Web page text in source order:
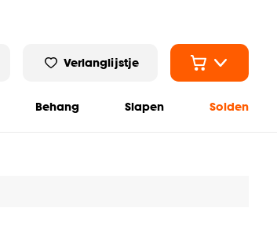
Verlanglijstje
Behang Slapen Solden